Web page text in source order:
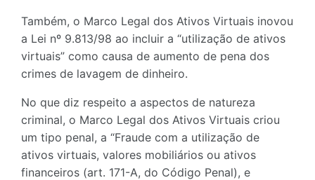
Também, o Marco Legal dos Ativos Virtuais inovou
a Lei nº 9.813/98 ao incluir a “utilização de ativos
virtuais” como causa de aumento de pena dos
crimes de lavagem de dinheiro.
No que diz respeito a aspectos de natureza
criminal, o Marco Legal dos Ativos Virtuais criou
um tipo penal, a “Fraude com a utilização de
ativos virtuais, valores mobiliários ou ativos
financeiros (art. 171-A, do Código Penal), e